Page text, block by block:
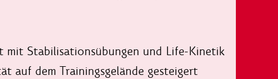
Stabilisationsübungen und Life-Kinetik
auf dem Trainingsgelände gesteigert